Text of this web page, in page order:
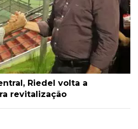
Riedel volta a
revitalização